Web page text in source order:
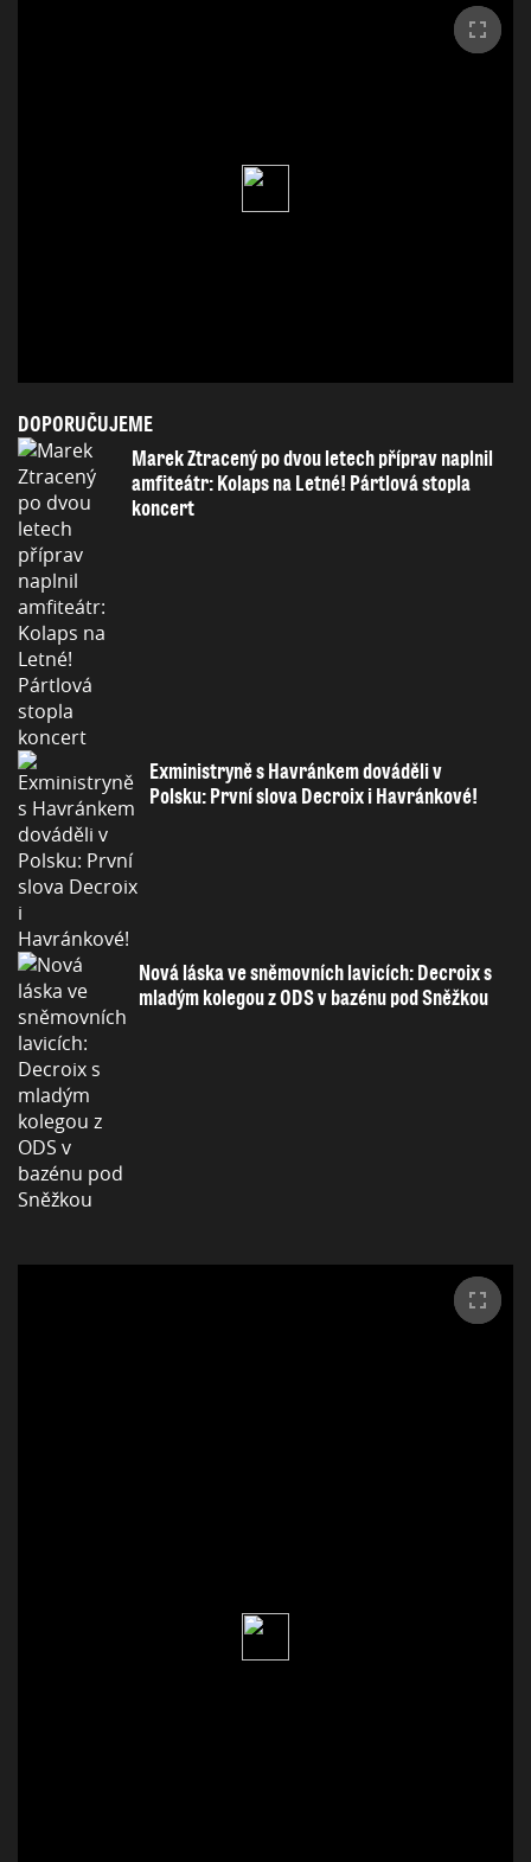
DOPORUČUJEME
Marek Ztracený po dvou letech příprav naplnil
amfiteátr: Kolaps na Letné! Pártlová stopla
koncert
Exministryně s Havránkem dováděli v
Polsku: První slova Decroix i Havránkové!
Nová láska ve sněmovních lavicích: Decroix s
mladým kolegou z ODS v bazénu pod Sněžkou